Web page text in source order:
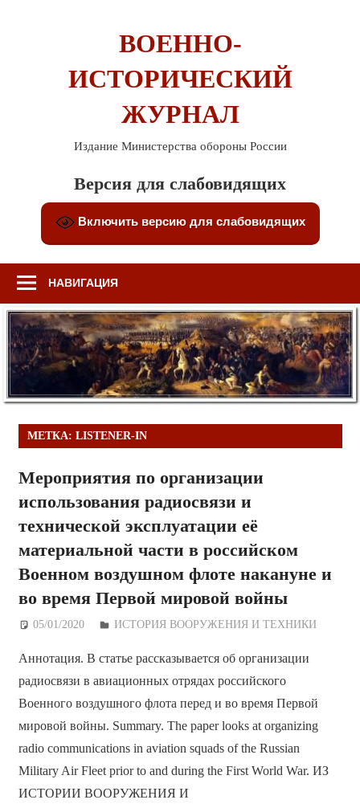
ВОЕННО-
ИСТОРИЧЕСКИЙ
ЖУРНАЛ
Издание Министерства обороны России
Версия для слабовидящих
Включить версию для слабовидящих
НАВИГАЦИЯ
МЕТКА: LISTENER-IN
Мероприятия по организации
использования радиосвязи и
технической эксплуатации её
материальной части в российском
Военном воздушном флоте накануне и
во время Первой мировой войны
05/01/2020 Дежурный по Редакции
ИСТОРИЯ ВООРУЖЕНИЯ И ТЕХНИКИ
Аннотация. В статье рассказывается об организации
радиосвязи в авиационных отрядах российского
Военного воздушного флота перед и во время Первой
мировой войны. Summary. The paper looks at organizing
radio communications in aviation squads of the Russian
Military Air Fleet prior to and during the First World War. ИЗ
ИСТОРИИ ВООРУЖЕНИЯ И